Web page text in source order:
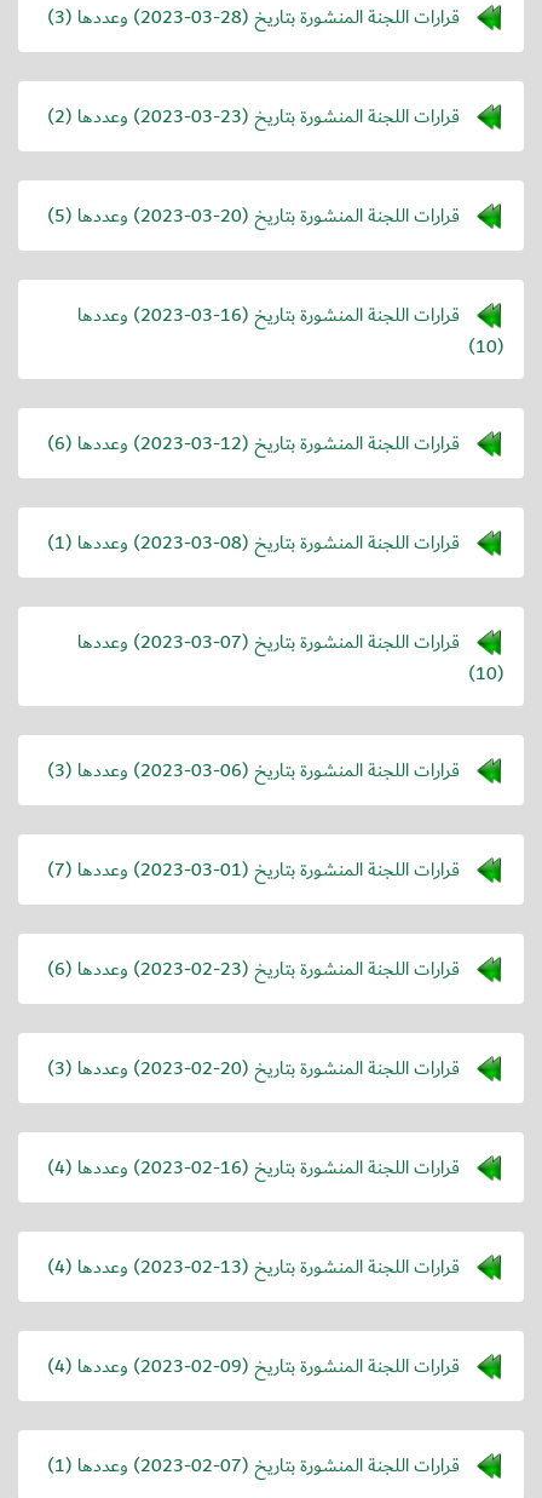
قرارات اللجنة المنشورة بتاريخ (2023-03-28) وعددها (3)
قرارات اللجنة المنشورة بتاريخ (2023-03-23) وعددها (2)
قرارات اللجنة المنشورة بتاريخ (2023-03-20) وعددها (5)
قرارات اللجنة المنشورة بتاريخ (2023-03-16) وعددها
(10)
قرارات اللجنة المنشورة بتاريخ (2023-03-12) وعددها (6)
قرارات اللجنة المنشورة بتاريخ (2023-03-08) وعددها (1)
قرارات اللجنة المنشورة بتاريخ (2023-03-07) وعددها
(10)
قرارات اللجنة المنشورة بتاريخ (2023-03-06) وعددها (3)
قرارات اللجنة المنشورة بتاريخ (2023-03-01) وعددها (7)
قرارات اللجنة المنشورة بتاريخ (2023-02-23) وعددها (6)
قرارات اللجنة المنشورة بتاريخ (2023-02-20) وعددها (3)
قرارات اللجنة المنشورة بتاريخ (2023-02-16) وعددها (4)
قرارات اللجنة المنشورة بتاريخ (2023-02-13) وعددها (4)
قرارات اللجنة المنشورة بتاريخ (2023-02-09) وعددها (4)
قرارات اللجنة المنشورة بتاريخ (2023-02-07) وعددها (1)